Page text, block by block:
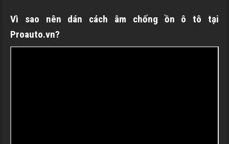
Vì sao nên dán cách âm chống ồn ô tô tại
Proauto.vn?